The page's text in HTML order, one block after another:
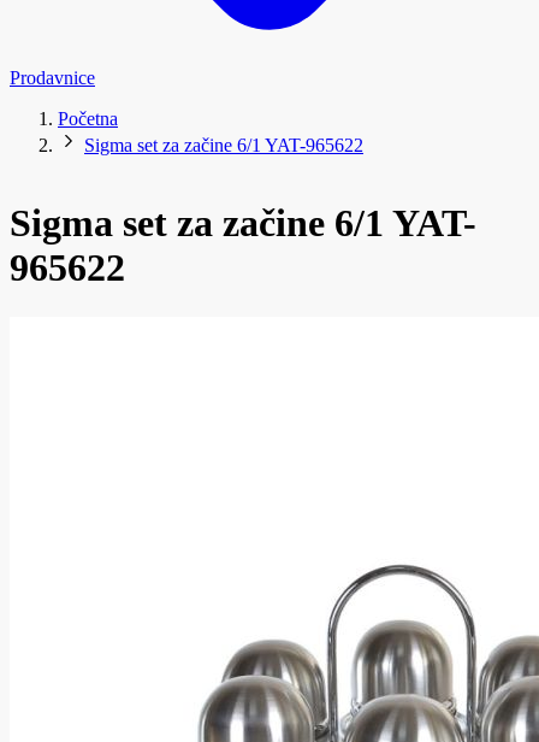
Prodavnice
Početna
Sigma set za začine 6/1 YAT-965622
Sigma set za začine 6/1 YAT-
965622